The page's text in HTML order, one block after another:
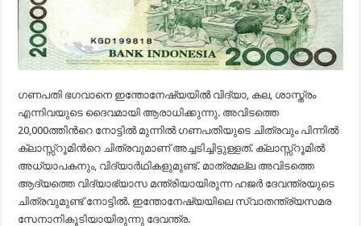
ഗണപതി ഭഗവാനെ ഇന്തോനേഷ്യയില്‍ വിദ്യാ, കല, ശാസ്ത്രം
എന്നിവയുടെ ദൈവമായി ആരാധിക്കുന്നു. അവിടത്തെ
20,000ത്തിന്‍റെ നോട്ടില്‍ മുന്നില്‍ ഗണപതിയുടെ ചിത്രവും പിന്നില്‍
ക്ലാസ്സ്‌റൂമിന്‍റെ ചിത്രവുമാണ് അച്ചടിച്ചിട്ടുള്ളത്. ക്ലാസ്സ്‌റൂമില്‍
അധ്യാപകനും, വിദ്യാര്‍ഥികളുമുണ്ട്. മാത്രമല്ല അവിടത്തെ
ആദ്യത്തെ വിദ്യാഭ്യാസ മന്ത്രിയായിരുന്ന ഹജര്‍ ദേവന്ത്രയുടെ
ചിത്രവുമുണ്ട് നോട്ടില്‍. ഇന്തോനേഷ്യയിലെ സ്വാതന്ത്ര്യസമര
സേനാനികൂടിയായിരുന്നു ദേവന്ത്ര.